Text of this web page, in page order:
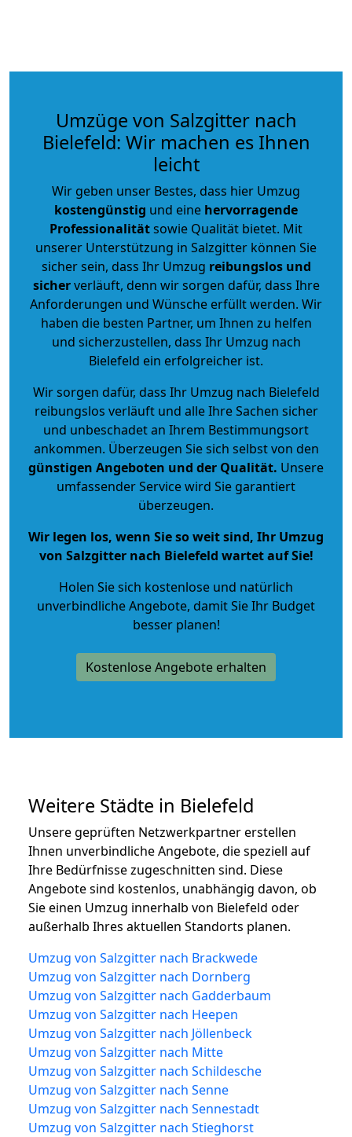
Umzüge von Salzgitter nach
Bielefeld: Wir machen es Ihnen
leicht
Wir geben unser Bestes, dass hier Umzug
kostengünstig und eine hervorragende
Professionalitätsowie Qualität bietet. Mit
unserer Unterstützung in Salzgitter können Sie
sicher sein, dass Ihr Umzug reibungslos und
sicherverläuft, denn wir sorgen dafür, dass Ihre
Anforderungen und Wünsche erfüllt werden. Wir
haben die besten Partner, um Ihnen zu helfen
und sicherzustellen, dass Ihr Umzug nach
Bielefeld ein erfolgreicher ist.
Wir sorgen dafür, dass Ihr Umzug nach Bielefeld
reibungslos verläuft und alle Ihre Sachen sicher
und unbeschadet an Ihrem Bestimmungsort
ankommen. Überzeugen Sie sich selbst von den
günstigen Angeboten und der Qualität. Unsere
umfassender Service wird Sie garantiert
überzeugen.
Wir legen los, wenn Sie so weit sind, Ihr Umzug
von Salzgitter nach Bielefeld wartet auf Sie!
Holen Sie sich kostenlose und natürlich
unverbindliche Angebote, damit Sie Ihr Budget
besser planen!
Kostenlose Angebote erhalten
Weitere Städte in Bielefeld
Unsere geprüften Netzwerkpartner erstellen
Ihnen unverbindliche Angebote, die speziell auf
Ihre Bedürfnisse zugeschnitten sind. Diese
Angebote sind kostenlos, unabhängig davon, ob
Sie einen Umzug innerhalb von Bielefeld oder
außerhalb Ihres aktuellen Standorts planen.
Umzug von Salzgitter nach Brackwede
Umzug von Salzgitter nach Dornberg
Umzug von Salzgitter nach Gadderbaum
Umzug von Salzgitter nach Heepen
Umzug von Salzgitter nach Jöllenbeck
Umzug von Salzgitter nach Mitte
Umzug von Salzgitter nach Schildesche
Umzug von Salzgitter nach Senne
Umzug von Salzgitter nach Sennestadt
Umzug von Salzgitter nach Stieghorst